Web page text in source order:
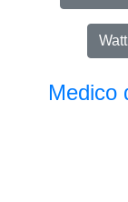
Medico